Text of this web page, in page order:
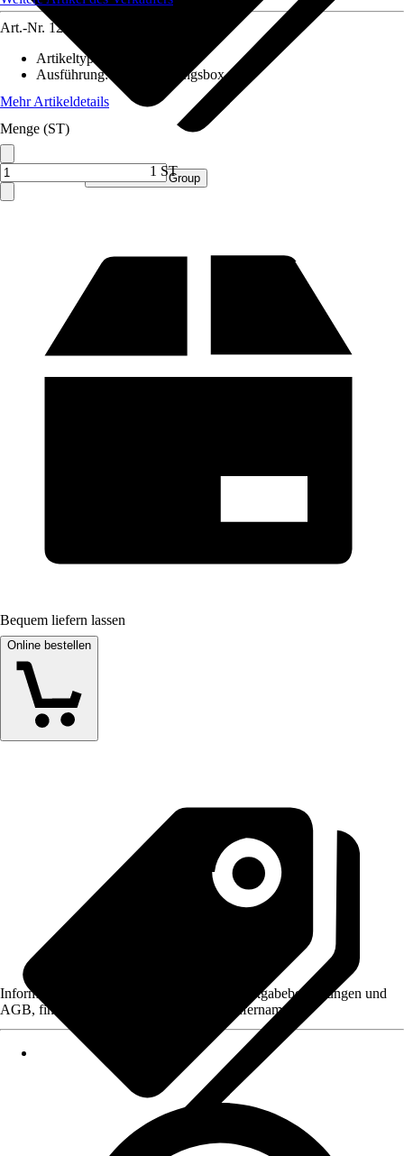
Verkauf durch: Procommerce Group
Art.-Nr. 12552218
Artikeltyp
Ausführung:
Aufbewahrungsbox
Mehr Artikeldetails
Menge (ST)
1 ST
Bequem liefern lassen
Online bestellen
Informationen des Verkäufers, wie z. B. Rückgabebedingungen und
AGB, finden Sie bei Klick auf den Verkäufernamen.